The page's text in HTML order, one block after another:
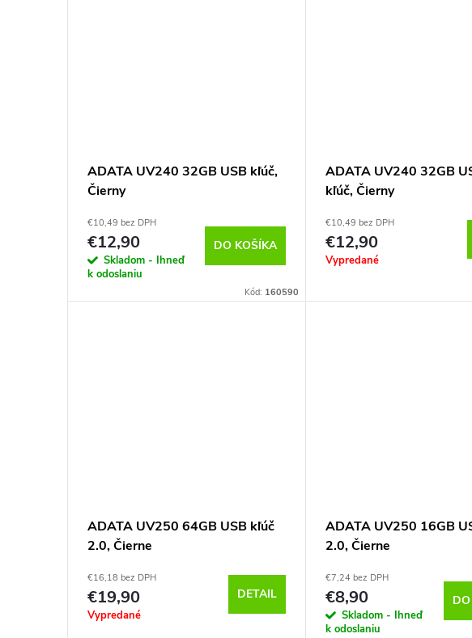
ADATA UV240 32GB USB kľúč,
Čierny
€10,49 bez DPH
€12,90
Skladom - Ihneď
k odoslaniu
DO KOŠÍKA
Kód: 160590
ADATA UV240 32GB
kľúč, Čierny
€10,49 bez DPH
€12,90
Vypredané
ADATA UV250 64GB USB kľúč
2.0, Čierne
€16,18 bez DPH
€19,90
Vypredané
DETAIL
ADATA UV250 16GB
2.0, Čierne
€7,24 bez DPH
€8,90
Skladom - Ihneď
k odoslaniu